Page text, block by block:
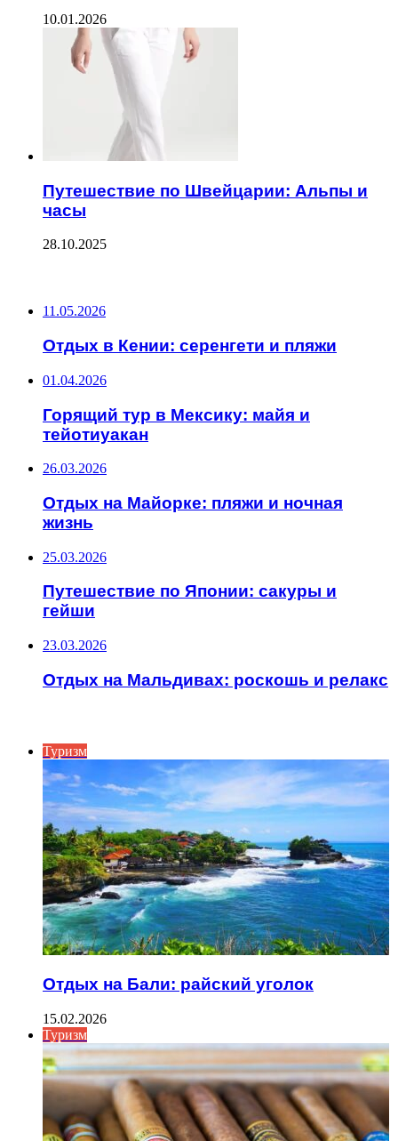
10.01.2026
Путешествие по Швейцарии: Альпы и
часы
28.10.2025
11.05.2026
Отдых в Кении: серенгети и пляжи
01.04.2026
Горящий тур в Мексику: майя и
тейотиуакан
26.03.2026
Отдых на Майорке: пляжи и ночная
жизнь
25.03.2026
Путешествие по Японии: сакуры и
гейши
23.03.2026
Отдых на Мальдивах: роскошь и релакс
Туризм
Отдых на Бали: райский уголок
15.02.2026
Туризм